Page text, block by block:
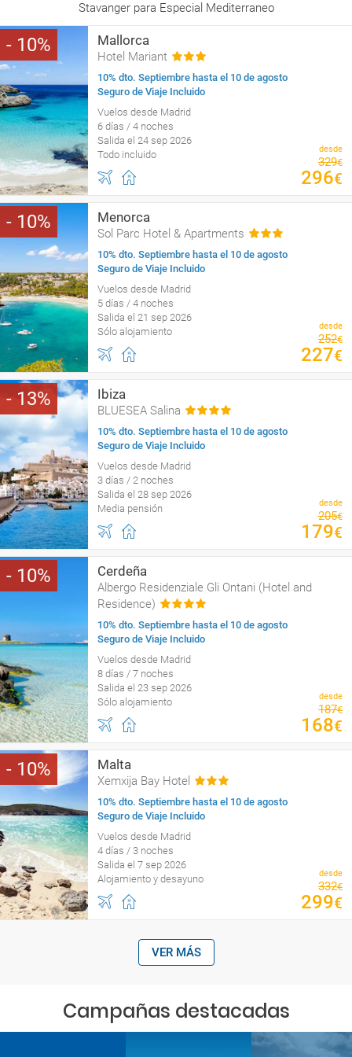
Stavanger para Especial Mediterraneo
10 Mallorca
Hotel Mariant
10% dto. Septiembre hasta el 10 de agosto
Seguro de Viaje Incluido
Vuelos desde Madrid
6 días / 4 noches
Salida el 24 sep 2026
Todo incluido
desde
329€
296€
10 Menorca
Sol Parc Hotel & Apartments
10% dto. Septiembre hasta el 10 de agosto
Seguro de Viaje Incluido
Vuelos desde Madrid
5 días / 4 noches
Salida el 21 sep 2026
Sólo alojamiento
desde
252€
227€
13 Ibiza
BLUESEA Salina
10% dto. Septiembre hasta el 10 de agosto
Seguro de Viaje Incluido
Vuelos desde Madrid
3 días / 2 noches
Salida el 28 sep 2026
Media pensión
desde
205€
179€
10 Cerdeña
Albergo Residenziale Gli Ontani (Hotel and
Residence)
10% dto. Septiembre hasta el 10 de agosto
Seguro de Viaje Incluido
Vuelos desde Madrid
8 días / 7 noches
Salida el 23 sep 2026
Sólo alojamiento
desde
187€
168€
10 Malta
Xemxija Bay Hotel
10% dto. Septiembre hasta el 10 de agosto
Seguro de Viaje Incluido
Vuelos desde Madrid
4 días / 3 noches
Salida el 7 sep 2026
Alojamiento y desayuno
desde
332€
299€
VER MÁS
Campañas destacadas